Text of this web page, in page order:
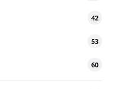
42
53
60